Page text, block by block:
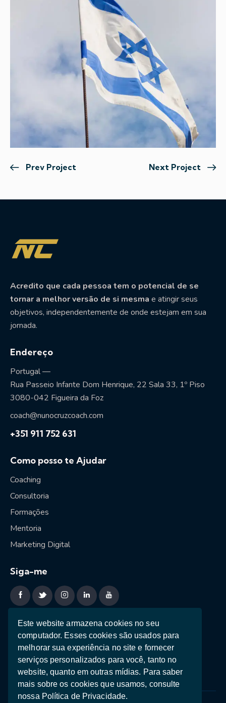
Este website armazena cookies no seu
computador. Esses cookies são usados ​​para
melhorar sua experiência no site e fornecer
serviços personalizados para você, tanto no
website, quanto em outras mídias. Para saber
mais sobre os cookies que usamos, consulte
nossa Política de Privacidade.
Prev Project Next Project
Acredito que cada pessoa tem o potencial de se
tornar a melhor versão de si mesma e atingir seus
objetivos, independentemente de onde estejam em sua
jornada.
Endereço
Portugal —
Rua Passeio Infante Dom Henrique, 22 Sala 33, 1º Piso
3080-042 Figueira da Foz
coach@nunocruzcoach.com
+351 911 752 631
Como posso te Ajudar
Coaching
Consultoria
Formações
Mentoria
Marketing Digital
Siga-me
Sessão estratégica
Ebooks
Teste de Personalidade